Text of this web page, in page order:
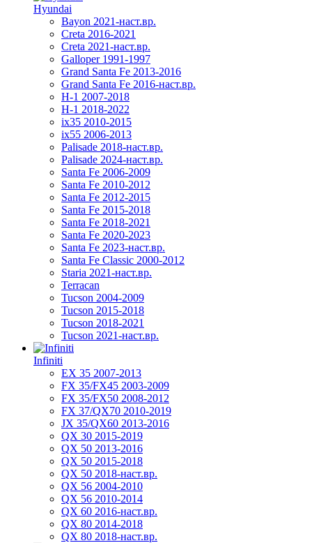
Hyundai
Bayon 2021-наст.вр.
Creta 2016-2021
Creta 2021-наст.вр.
Galloper 1991-1997
Grand Santa Fe 2013-2016
Grand Santa Fe 2016-наст.вр.
H-1 2007-2018
H-1 2018-2022
ix35 2010-2015
ix55 2006-2013
Palisade 2018-наст.вр.
Palisade 2024-наст.вр.
Santa Fe 2006-2009
Santa Fe 2010-2012
Santa Fe 2012-2015
Santa Fe 2015-2018
Santa Fe 2018-2021
Santa Fe 2020-2023
Santa Fe 2023-наст.вр.
Santa Fe Classic 2000-2012
Staria 2021-наст.вр.
Terracan
Tucson 2004-2009
Tucson 2015-2018
Tucson 2018-2021
Tucson 2021-наст.вр.
Infiniti
EX 35 2007-2013
FX 35/FX45 2003-2009
FX 35/FX50 2008-2012
FX 37/QX70 2010-2019
JX 35/QX60 2013-2016
QX 30 2015-2019
QX 50 2013-2016
QX 50 2015-2018
QX 50 2018-наст.вр.
QX 56 2004-2010
QX 56 2010-2014
QX 60 2016-наст.вр.
QX 80 2014-2018
QX 80 2018-наст.вр.